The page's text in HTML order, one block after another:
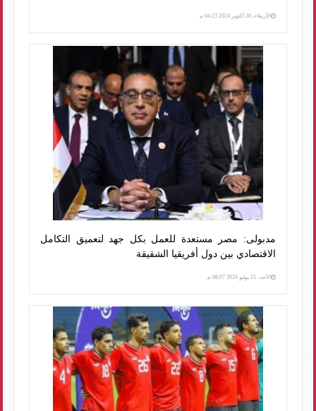
الأربعاء، 30 أكتوبر 2024 04:23 م
مدبولى: مصر مستعدة للعمل بكل جهد لتعميق التكامل
الاقتصادي بين دول أفريقيا الشقيقة
الأحد، 21 يوليو 2024 08:07 م